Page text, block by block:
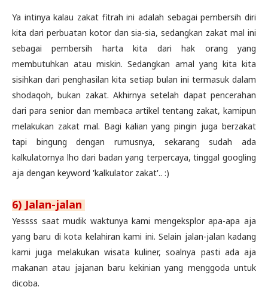
Ya intinya kalau zakat fitrah ini adalah sebagai pembersih diri
kita dari perbuatan kotor dan sia-sia, sedangkan zakat mal ini
sebagai pembersih harta kita dari hak orang yang
membutuhkan atau miskin. Sedangkan amal yang kita kita
sisihkan dari penghasilan kita setiap bulan ini termasuk dalam
shodaqoh, bukan zakat. Akhirnya setelah dapat pencerahan
dari para senior dan membaca artikel tentang zakat, kamipun
melakukan zakat mal. Bagi kalian yang pingin juga berzakat
tapi bingung dengan rumusnya, sekarang sudah ada
kalkulatornya lho dari badan yang terpercaya, tinggal googling
aja dengan keyword 'kalkulator zakat'.. :)
6) Jalan-jalan
Yessss saat mudik waktunya kami mengeksplor apa-apa aja
yang baru di kota kelahiran kami ini. Selain jalan-jalan kadang
kami juga melakukan wisata kuliner, soalnya pasti ada aja
makanan atau jajanan baru kekinian yang menggoda untuk
dicoba.